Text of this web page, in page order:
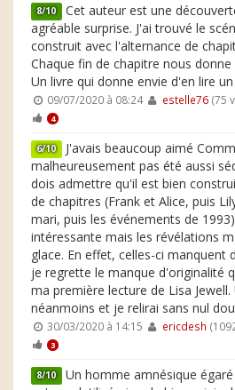
8/10 Cet auteur est une
agréable surprise. J'ai trouvé le
construit avec l'alternance de
Chaque fin de chapitre nous
Un livre qui donne envie d'en lire
09/07/2020 à 08:24 estelle76(75
4
6/10 J'avais beaucoup aimé
malheureusement pas été aussi
dois admettre qu'il est bien
de chapitres (Frank et Alice, puis
mari, puis les événements de
intéressante mais les révélations
glace. En effet, celles-ci manquent
je regrette le manque d'originalité
ma première lecture de Lisa
néanmoins et je relirai sans nul
30/03/2020 à 14:15 ericdesh
3
8/10 Un homme amnésique